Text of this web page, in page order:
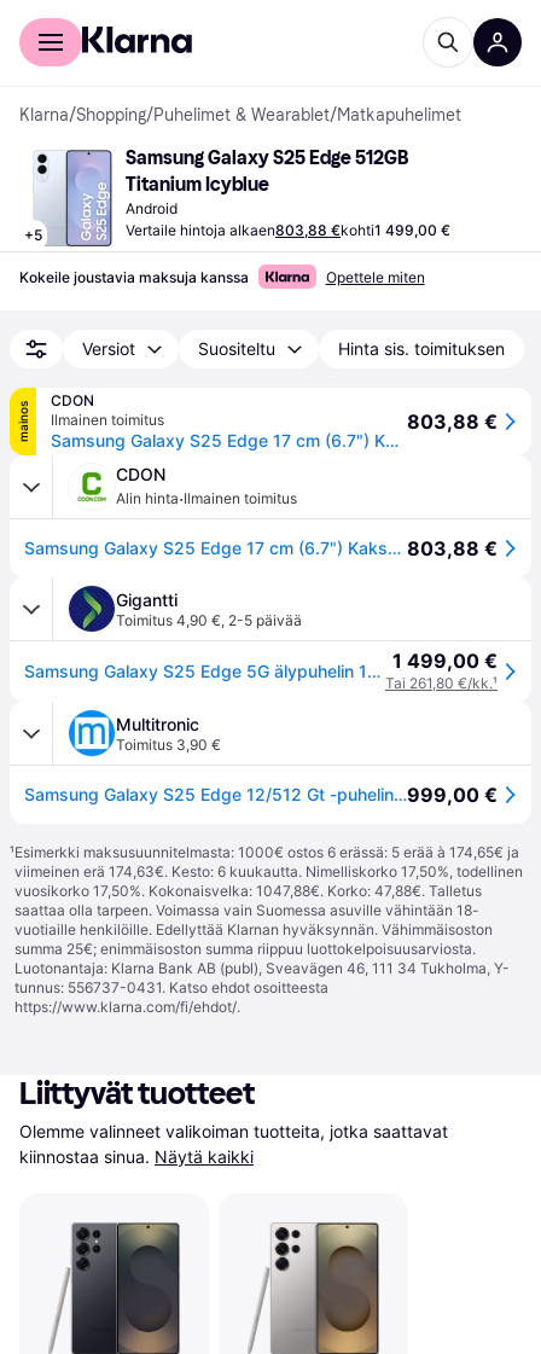
Kuluttajille
Klarna/Shopping/Puhelimet & Wearablet/Matkapuhelimet
+5
Samsung Galaxy S25 Edge 512GB
Titanium Icyblue
Android
Vertaile hintoja alkaen803,88 €kohti1 499,00 €
Kokeile joustavia maksuja kanssa Opettele miten
Versiot Suositeltu Hinta sis. toimituksen
mainos
CDON
Ilmainen toimitus
Samsung Galaxy S25 Edge 17 cm (6.7") Kaksois-SIM Android 15 5G USB Type-C 12 GB 512 GB 3900 mAh Sininen
803,88 €
CDON
Alin hinta·Ilmainen toimitus
Samsung Galaxy S25 Edge 17 cm (6.7") Kaksois-SIM Android 15 5G USB Type-C 12 GB 512 GB 3900 mAh Sininen 803,88 €
Gigantti
Toimitus 4,90 €, 2-5 päivää
Samsung Galaxy S25 Edge 5G älypuhelin 12/512GB (Titanium Icyblue) 1 499,00 €
Tai 261,80 €/kk.¹
Multitronic
Toimitus 3,90 €
Samsung Galaxy S25 Edge 12/512 Gt -puhelin, Titanium Icyblue999,00 €
¹Esimerkki maksusuunnitelmasta: 1000€ ostos 6 erässä: 5 erää à 174,65€ ja
viimeinen erä 174,63€. Kesto: 6 kuukautta. Nimelliskorko 17,50%, todellinen
vuosikorko 17,50%. Kokonaisvelka: 1047,88€. Korko: 47,88€. Talletus
saattaa olla tarpeen. Voimassa vain Suomessa asuville vähintään 18-
vuotiaille henkilöille. Edellyttää Klarnan hyväksynnän. Vähimmäisoston
summa 25€; enimmäisoston summa riippuu luottokelpoisuusarviosta.
Luotonantaja: Klarna Bank AB (publ), Sveavägen 46, 111 34 Tukholma, Y-
tunnus: 556737-0431. Katso ehdot osoitteesta
https://www.klarna.com/fi/ehdot/.
Liittyvät tuotteet
Olemme valinneet valikoiman tuotteita, jotka saattavat
kiinnostaa sinua. Näytä kaikki